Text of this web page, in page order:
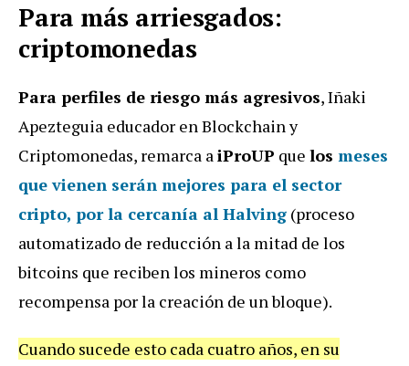
Para más arriesgados:
criptomonedas
Para perfiles de riesgo más agresivos, Iñaki
Apezteguia educador en Blockchain y
Criptomonedas, remarca aiProUP que los meses
que vienen serán mejores para el sector
cripto, por la cercanía al Halving (proceso
automatizado de reducción a la mitad de los
bitcoins que reciben los mineros como
recompensa por la creación de un bloque).
Cuando sucede esto cada cuatro años, en su